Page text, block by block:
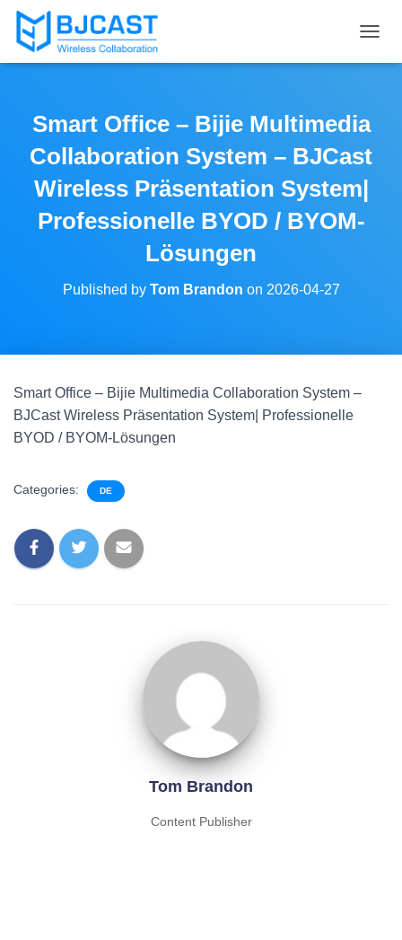
O
E
N
A
Smart Office – Bijie Multimedia
Collaboration System – BJCast
Wireless Präsentation System|
Professionelle BYOD / BYOM-
Lösungen
Published by Tom Brandon on 2026-04-27
Smart Office – Bijie Multimedia Collaboration System –
BJCast Wireless Präsentation System| Professionelle
BYOD / BYOM-Lösungen
Categories: DE
Tom Brandon
Content Publisher